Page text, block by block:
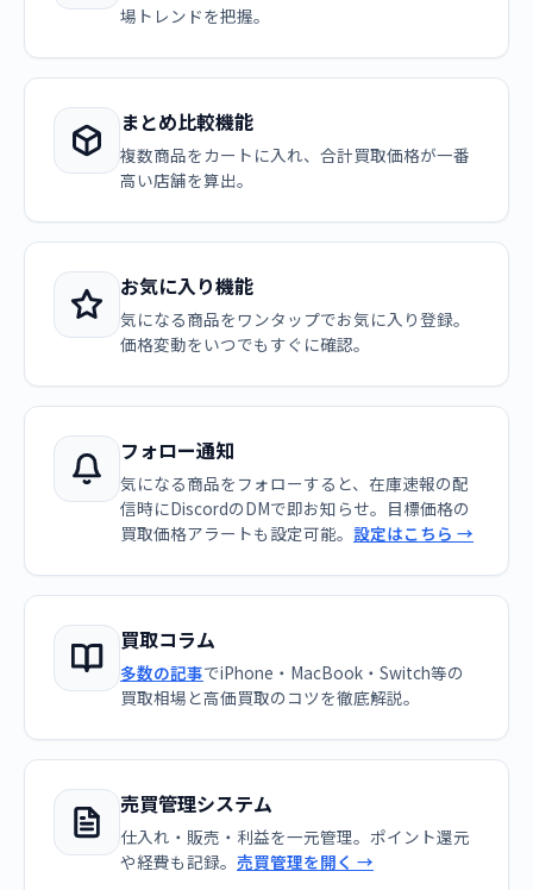
場トレンドを把握。
まとめ比較機能
複数商品をカートに入れ、合計買取価格が一番
高い店舗を算出。
お気に入り機能
気になる商品をワンタップでお気に入り登録。
価格変動をいつでもすぐに確認。
フォロー通知
気になる商品をフォローすると、在庫速報の配
信時にDiscordのDMで即お知らせ。目標価格の
買取価格アラートも設定可能。 設定はこちら →
買取コラム
多数の記事でiPhone・MacBook・Switch等の
買取相場と高価買取のコツを徹底解説。
売買管理システム
仕入れ・販売・利益を一元管理。ポイント還元
や経費も記録。 売買管理を開く →